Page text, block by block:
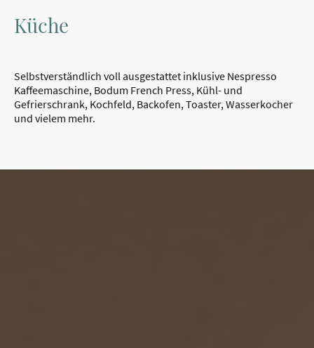
Küche
Selbstverständlich voll ausgestattet inklusive Nespresso
Kaffeemaschine, Bodum French Press, Kühl- und
Gefrierschrank, Kochfeld, Backofen, Toaster, Wasserkocher
und vielem mehr.